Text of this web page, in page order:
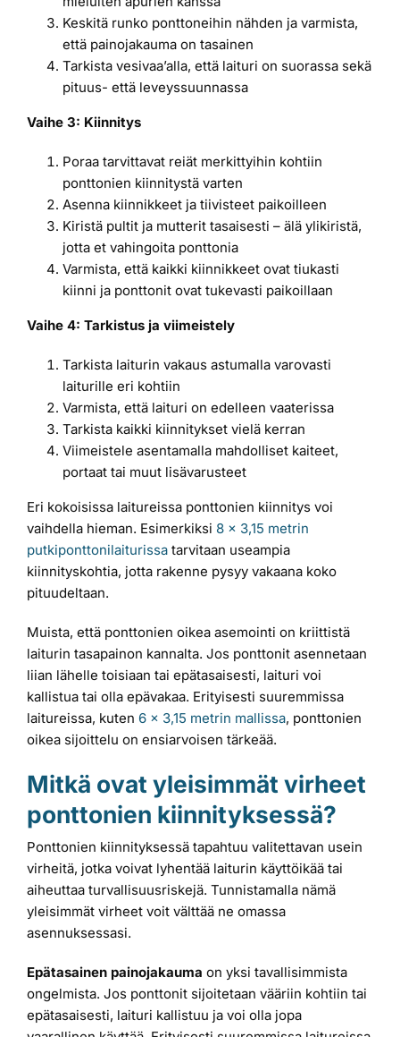
Keskitä runko ponttoneihin nähden ja varmista,
että painojakauma on tasainen
Tarkista vesivaa’alla, että laituri on suorassa sekä
pituus- että leveyssuunnassa
Vaihe 3: Kiinnitys
Poraa tarvittavat reiät merkittyihin kohtiin
ponttonien kiinnitystä varten
Asenna kiinnikkeet ja tiivisteet paikoilleen
Kiristä pultit ja mutterit tasaisesti – älä ylikiristä,
jotta et vahingoita ponttonia
Varmista, että kaikki kiinnikkeet ovat tiukasti
kiinni ja ponttonit ovat tukevasti paikoillaan
Vaihe 4: Tarkistus ja viimeistely
Tarkista laiturin vakaus astumalla varovasti
laiturille eri kohtiin
Varmista, että laituri on edelleen vaaterissa
Tarkista kaikki kiinnitykset vielä kerran
Viimeistele asentamalla mahdolliset kaiteet,
portaat tai muut lisävarusteet
Eri kokoisissa laitureissa ponttonien kiinnitys voi
vaihdella hieman. Esimerkiksi 8 x 3,15 metrin
putkiponttonilaiturissa tarvitaan useampia
kiinnityskohtia, jotta rakenne pysyy vakaana koko
pituudeltaan.
Muista, että ponttonien oikea asemointi on kriittistä
laiturin tasapainon kannalta. Jos ponttonit asennetaan
liian lähelle toisiaan tai epätasaisesti, laituri voi
kallistua tai olla epävakaa. Erityisesti suuremmissa
laitureissa, kuten 6 x 3,15 metrin mallissa, ponttonien
oikea sijoittelu on ensiarvoisen tärkeää.
Mitkä ovat yleisimmät virheet
ponttonien kiinnityksessä?
Ponttonien kiinnityksessä tapahtuu valitettavan usein
virheitä, jotka voivat lyhentää laiturin käyttöikää tai
aiheuttaa turvallisuusriskejä. Tunnistamalla nämä
yleisimmät virheet voit välttää ne omassa
asennuksessasi.
Epätasainen painojakauma on yksi tavallisimmista
ongelmista. Jos ponttonit sijoitetaan vääriin kohtiin tai
epätasaisesti, laituri kallistuu ja voi olla jopa